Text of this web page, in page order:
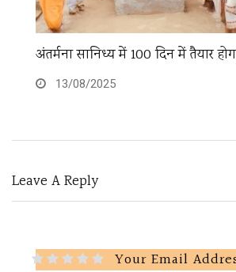
अंतर्मना सानिध्य में 100 दिन में तैयार
13/08/2025
Leave A Reply
Your Email